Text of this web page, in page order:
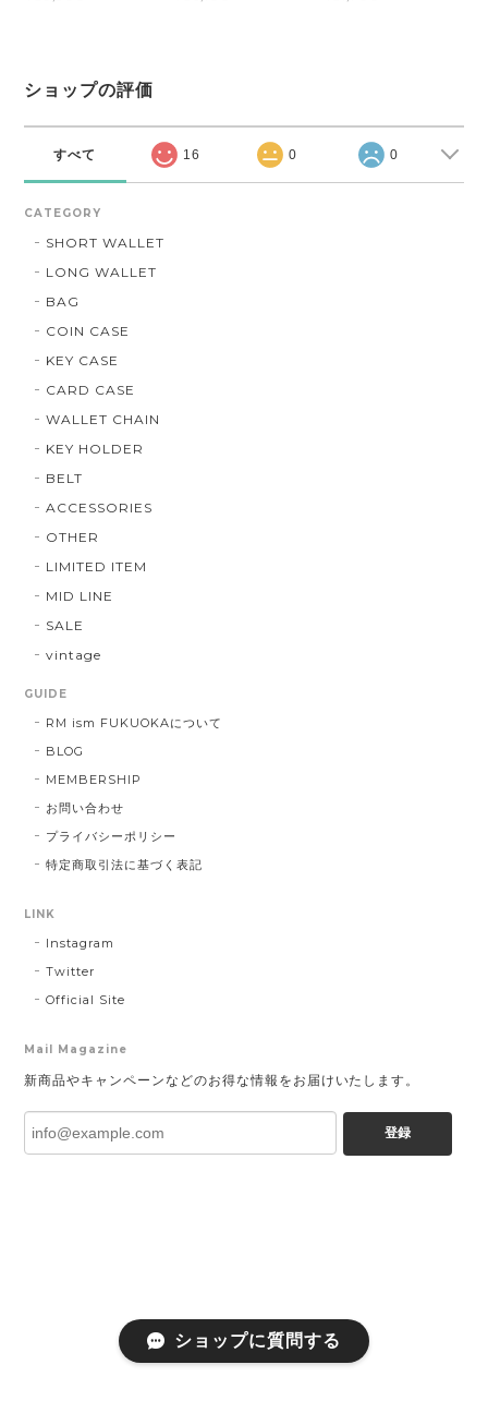
ショップの評価
すべて 16 0 0
CATEGORY
SHORT WALLET
LONG WALLET
BAG
COIN CASE
KEY CASE
CARD CASE
WALLET CHAIN
KEY HOLDER
BELT
ACCESSORIES
OTHER
LIMITED ITEM
MID LINE
SALE
vintage
GUIDE
RM ism FUKUOKAについて
BLOG
MEMBERSHIP
お問い合わせ
プライバシーポリシー
特定商取引法に基づく表記
LINK
Instagram
Twitter
Official Site
Mail Magazine
新商品やキャンペーンなどのお得な情報をお届けいたします。
登録
ショップに質問する